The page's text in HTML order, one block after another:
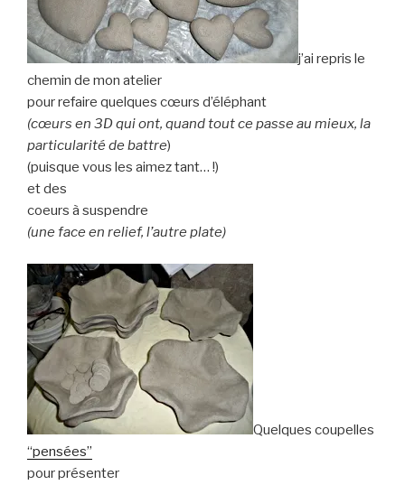
j’ai repris le
chemin de mon atelier
pour refaire quelques cœurs d’éléphant
(cœurs en 3D qui ont, quand tout ce passe au mieux, la
particularité de battre)
(puisque vous les aimez tant… !)
et des
coeurs à suspendre
(une face en relief, l’autre plate)
Quelques coupelles
“pensées”
pour présenter